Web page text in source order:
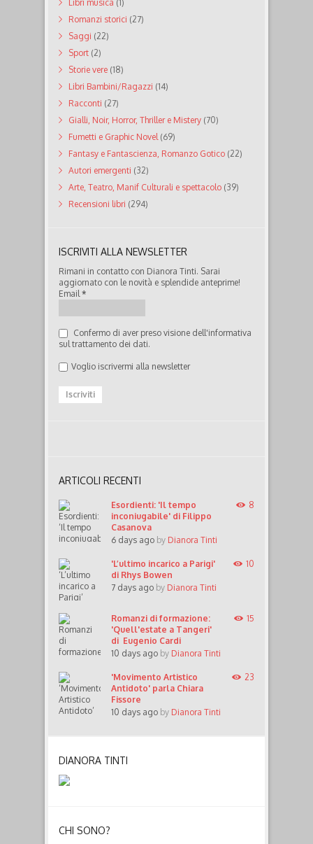
Libri musica (1)
Romanzi storici (27)
Saggi (22)
Sport (2)
Storie vere (18)
Libri Bambini/Ragazzi (14)
Racconti (27)
Gialli, Noir, Horror, Thriller e Mistery (70)
Fumetti e Graphic Novel(69)
Fantasy e Fantascienza, Romanzo Gotico (22)
Autori emergenti (32)
Arte, Teatro, Manif Culturali e spettacolo (39)
Recensioni libri (294)
ISCRIVITI ALLA NEWSLETTER
Rimani in contatto con Dianora Tinti. Sarai
aggiornato con le novità e splendide anteprime!
Email*
Confermo di aver preso visione dell'informativa
sul trattamento dei dati.
Voglio iscrivermi alla newsletter
ARTICOLI RECENTI
Esordienti: 'Il tempo
inconiugabile' di Filippo
Casanova
6 days ago by Dianora Tinti
8
'L’ultimo incarico a Parigi'
di Rhys Bowen
7 days ago by Dianora Tinti
10
Romanzi di formazione:
'Quell'estate a Tangeri'
di Eugenio Cardi
10 days ago by Dianora Tinti
15
'Movimento Artistico
Antidoto' parla Chiara
Fissore
10 days ago by Dianora Tinti
23
DIANORA TINTI
CHI SONO?